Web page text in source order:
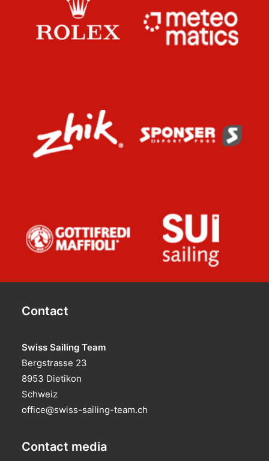
Contact
Swiss Sailing Team
Bergstrasse 23
8953 Dietikon
Schweiz
office@swiss-sailing-team.ch
Contact media